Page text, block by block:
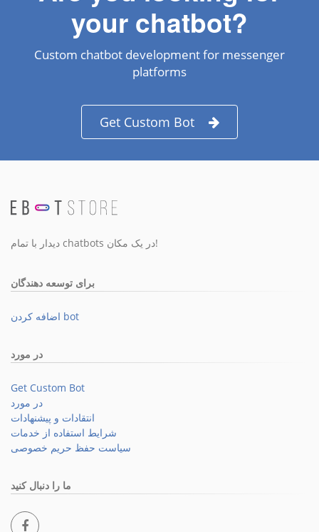
your chatbot?
Custom chatbot development for messenger
platforms
Get Custom Bot
دیدار با تمام chatbots در یک مکان!
برای توسعه دهندگان
اضافه کردن bot
در مورد
Get Custom Bot
در مورد
انتقادات و پیشنهادات
شرایط استفاده از خدمات
سیاست حفظ حریم خصوصی
ما را دنبال کنید